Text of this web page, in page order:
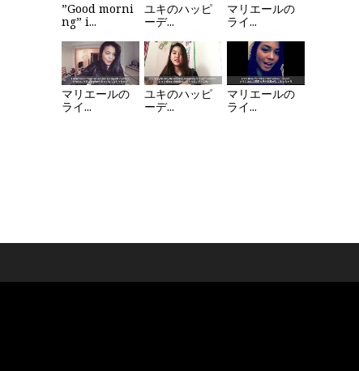
”Good morni
ng” i...
ユキのハッピ
ーデ...
マリエールの
ライ...
マリエールの
ライ...
ユキのハッピ
ーデ...
マリエールの
ライ...